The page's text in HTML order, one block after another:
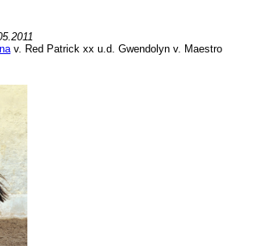
v. Red Patrick xx u.d. Gwendolyn v. Maestro